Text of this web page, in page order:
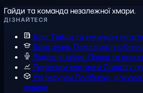
Гайди та команда незалежної хмари.
ДІЗНАЙТЕСЯ
Блог Гайди та інженерні
База знань Покрокові
Редакція новин Преса та
Порівняти хостинги Cloudzy
Усі ресурси Посібники,
новини